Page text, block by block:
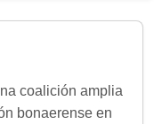
coalición amplia
bonaerense en